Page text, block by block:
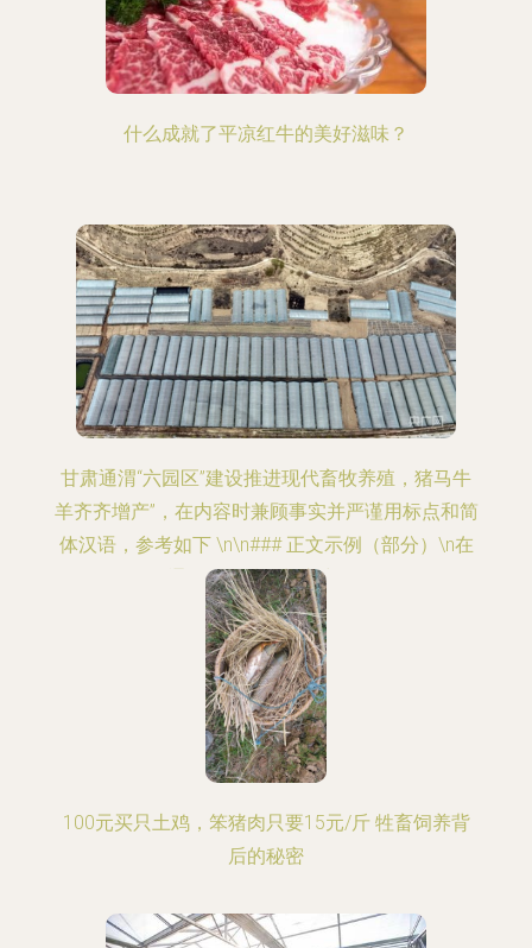
什么成就了平凉红牛的美好滋味？
甘肃通渭“六园区”建设推进现代畜牧养殖，猪马牛
羊齐齐增产”，在内容时兼顾事实并严谨用标点和简
体汉语，参考如下 \n\n### 正文示例（部分）\n在
通渭县区域规划之中，\
100元买只土鸡，笨猪肉只要15元/斤 牲畜饲养背
后的秘密